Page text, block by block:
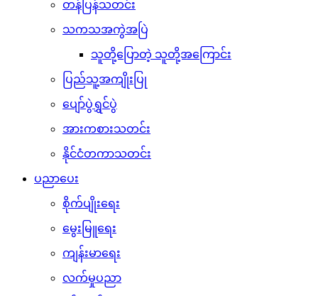
တန်ပြန်သတင်း
သကသအကွဲအပြဲ
သူတို့ပြောတဲ့ သူတို့အကြောင်း
ပြည်သူ့အကျိုးပြု
ပျော်ပွဲရွှင်ပွဲ
အားကစားသတင်း
နိုင်ငံတကာသတင်း
ပညာပေး
စိုက်ပျိုးရေး
မွေးမြူရေး
ကျန်းမာရေး
လက်မှုပညာ